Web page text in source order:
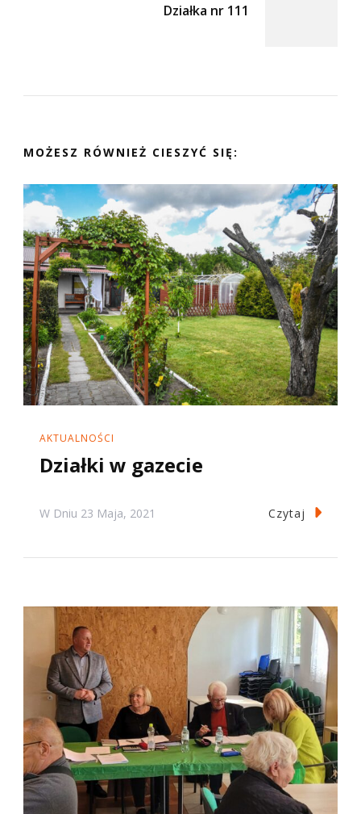
Działka nr 111
MOŻESZ RÓWNIEŻ CIESZYĆ SIĘ:
AKTUALNOŚCI
Działki w gazecie
W Dniu 23 Maja, 2021 Czytaj